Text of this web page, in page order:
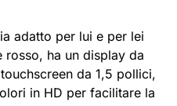
adatto per lui e per lei
rosso, ha un display da
da 1,5 pollici,
in HD per facilitare la